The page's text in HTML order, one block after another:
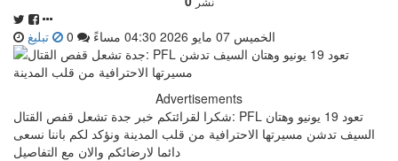
الخميس 07 مايو 2026 04:30 مساءً تبليغ
Advertisements
شكرا لقرائتكم خبر جدة تشعل قفص القتال: PFL تعود 19 يونيو وهتان
السيف تدشن مسيرتها الاحترافية من قلب المدينة ونؤكد لكم باننا نسعى
دائما لارضائكم والان مع التفاصيل